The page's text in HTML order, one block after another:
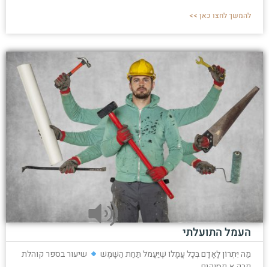
להמשך לחצו כאן >>
העמל התועלתי
מַה יִּתְרוֹן לָאָדָם בְּכָל עֲמָלוֹ שֶׁיַּעֲמֹל תַּחַת הַשָּׁמֶשׁ
שיעור בספר קוהלת